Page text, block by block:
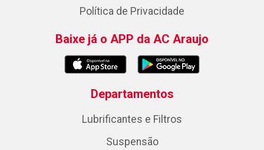
Política de Privacidade
Baixe já o APP da AC Araujo
Departamentos
Lubrificantes e Filtros
Suspensão